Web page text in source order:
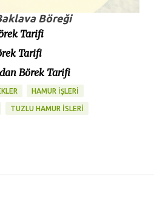
Böreği
Tarifi
Tarifi
Börek Tarifi
HAMUR İŞLERİ
TUZLU HAMUR İSLERI